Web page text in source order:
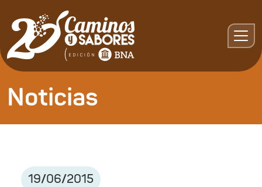
Noticias
19/06/2015